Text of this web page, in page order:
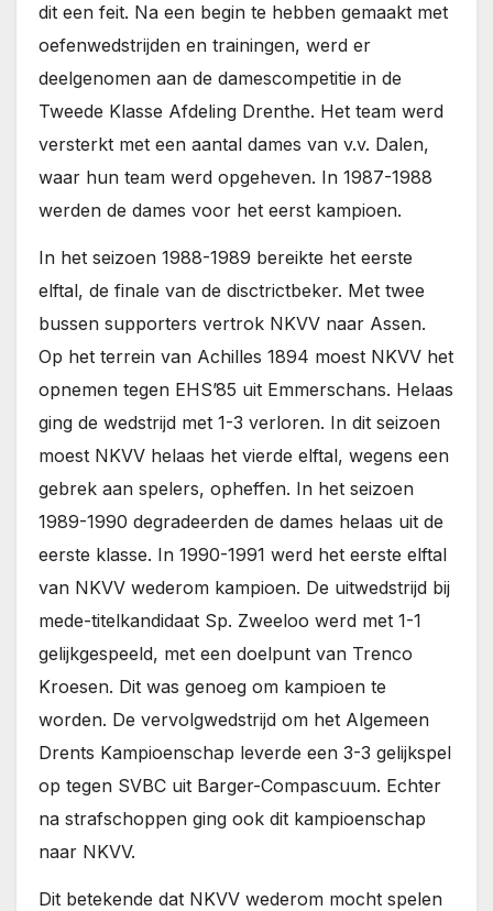
dit een feit. Na een begin te hebben gemaakt met
oefenwedstrijden en trainingen, werd er
deelgenomen aan de damescompetitie in de
Tweede Klasse Afdeling Drenthe. Het team werd
versterkt met een aantal dames van v.v. Dalen,
waar hun team werd opgeheven. In 1987-1988
werden de dames voor het eerst kampioen.
In het seizoen 1988-1989 bereikte het eerste
elftal, de finale van de disctrictbeker. Met twee
bussen supporters vertrok NKVV naar Assen.
Op het terrein van Achilles 1894 moest NKVV het
opnemen tegen EHS’85 uit Emmerschans. Helaas
ging de wedstrijd met 1-3 verloren. In dit seizoen
moest NKVV helaas het vierde elftal, wegens een
gebrek aan spelers, opheffen. In het seizoen
1989-1990 degradeerden de dames helaas uit de
eerste klasse. In 1990-1991 werd het eerste elftal
van NKVV wederom kampioen. De uitwedstrijd bij
mede-titelkandidaat Sp. Zweeloo werd met 1-1
gelijkgespeeld, met een doelpunt van Trenco
Kroesen. Dit was genoeg om kampioen te
worden. De vervolgwedstrijd om het Algemeen
Drents Kampioenschap leverde een 3-3 gelijkspel
op tegen SVBC uit Barger-Compascuum. Echter
na strafschoppen ging ook dit kampioenschap
naar NKVV.
Dit betekende dat NKVV wederom mocht spelen